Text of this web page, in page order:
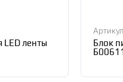
LED ленты
Блок